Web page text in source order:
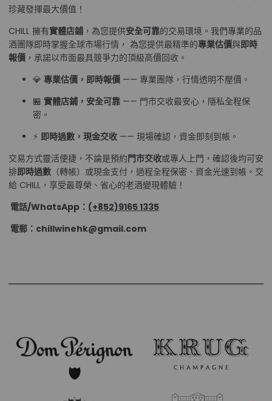
珍藏發揮最大價值！
CHILL 擁有實體店鋪 ，為您提供安全可靠的交易環境。我們專業的品
酒團隊即時掌握全球市場行情， 為您提供最精準的專業估價與即時
報價 ，承諾以市面最具競爭力的頂級高價回收。
💎 專業估價，即時報價 —— 專業團隊，行情透明不壓價。
🏪 實體店鋪，安全可靠 —— 門市交收最安心，隱私全程保
密。
⚡ 即時過數，現金交收 —— 現場確認，資金即刻到帳。
交易方式靈活便捷，不論是預約門市交收或專人上門，確認後均可安
排即時過數 （轉帳）或現金支付，過程全程保密、資金光速到帳。交
給 CHILL，享受最尊榮、省心的老酒變現體驗！
電話/WhatsApp： (+852)9165 1335
電郵：chillwinehk@gmail.com